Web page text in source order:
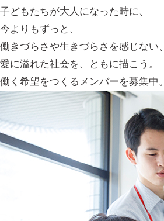
子どもたちが大人になった時に、
今よりもずっと、
働きづらさや生きづらさを感じない、
愛に溢れた社会を、ともに描こう。
働く希望をつくるメンバーを募集中。